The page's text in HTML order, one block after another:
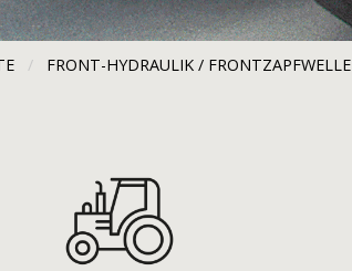
FRONT-HYDRAULIK / FRONTZAPFWELLE